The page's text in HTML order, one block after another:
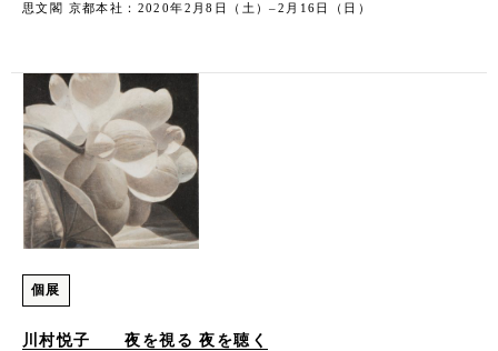
思文閣 京都本社：2020年2月8日（土）–2月16日（日）
個展
川村悦子 夜を視る 夜を聴く